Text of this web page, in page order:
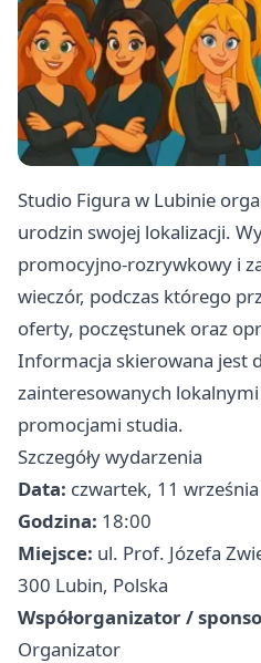
Studio Figura w Lubinie
urodzin swojej lokalizacji.
promocyjno-rozrywkowy i
wieczór, podczas którego
oferty, poczęstunek oraz
Informacja skierowana jest
zainteresowanych
promocjami studia.
Szczegóły wydarzenia
Data: czwartek, 11
Godzina: 18:00
Miejsce: ul. Prof. Józefa
300 Lubin, Polska
Współorganizator /
Organizator